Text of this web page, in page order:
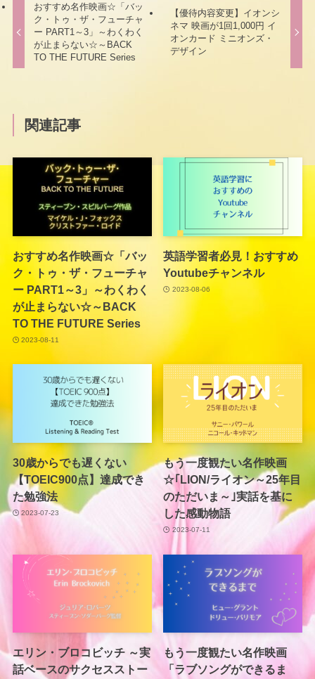
おすすめ名作映画☆「バッ
ク・トゥ・ザ・フューチャ
ー PART1～3」～わくわく
が止まらない☆～BACK
TO THE FUTURE Series
【優待内容変更】イオンシ
ネマ 映画が1回1,000円 イ
オンカード ミニオンズ・
デザイン
関連記事
おすすめ名作映画☆「バッ
ク・トゥ・ザ・フューチャ
ー PART1～3」～わくわく
が止まらない☆～BACK
TO THE FUTURE Series
2023-08-11
英語学習者必見！おすすめ
Youtubeチャンネル
2023-08-06
30歳からでも遅くない
【TOEIC900点】達成でき
た勉強法
2023-07-23
もう一度観たい名作映画
☆｢LION/ライオン～25年目
のただいま～｣実話を基に
した感動物語
2023-07-11
エリン・ブロコビッチ ～実
話ベースのサクセスストー
もう一度観たい名作映画
「ラブソングができるま